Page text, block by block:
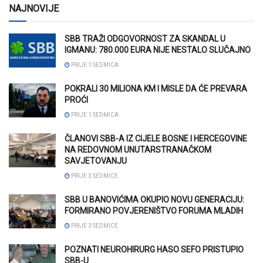
NAJNOVIJE
SBB TRAŽI ODGOVORNOST ZA SKANDAL U
IGMANU: 780.000 EURA NIJE NESTALO SLUČAJNO
PRIJE 1 SEDMICA
POKRALI 30 MILIONA KM I MISLE DA ĆE PREVARA
PROĆI
PRIJE 1 SEDMICA
ČLANOVI SBB-A IZ CIJELE BOSNE I HERCEGOVINE
NA REDOVNOM UNUTARSTRANAČKOM
SAVJETOVANJU
PRIJE 3 SEDMICE
SBB U BANOVIĆIMA OKUPIO NOVU GENERACIJU:
FORMIRANO POVJERENIŠTVO FORUMA MLADIH
PRIJE 3 SEDMICE
POZNATI NEUROHIRURG HASO SEFO PRISTUPIO
SBB-U